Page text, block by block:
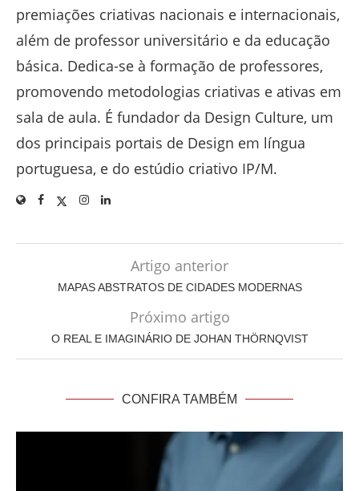
premiações criativas nacionais e internacionais,
além de professor universitário e da educação
básica. Dedica-se à formação de professores,
promovendo metodologias criativas e ativas em
sala de aula. É fundador da Design Culture, um
dos principais portais de Design em língua
portuguesa, e do estúdio criativo IP/M.
Artigo anterior
MAPAS ABSTRATOS DE CIDADES MODERNAS
Próximo artigo
O REAL E IMAGINÁRIO DE JOHAN THÖRNQVIST
CONFIRA TAMBÉM